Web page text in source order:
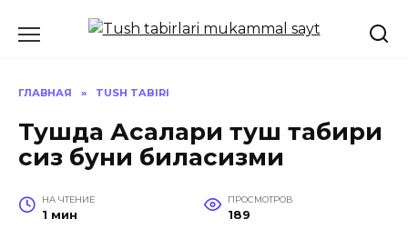
ГЛАВНАЯ » TUSH TABIRI
Тушда Асалари туш табири
сиз буни биласизми
НА ЧТЕНИЕ
1 мин
ПРОСМОТРОВ
189